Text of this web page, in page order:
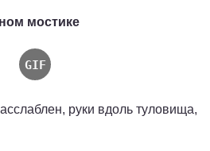
мостике
руки вдоль туловища,